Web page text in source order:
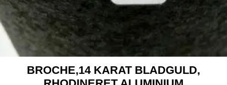
BROCHE,14 KARAT BLADGULD,